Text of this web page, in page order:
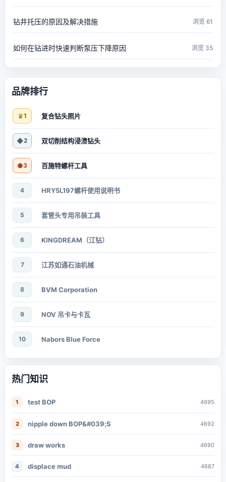
钻井托压的原因及解决措施 浏览 61
如何在钻进时快速判断泵压下降原因 浏览 35
品牌排行
♛1 复合钻头照片
◆2 双切削结构浸渍钻头
●3 百施特螺杆工具
4 HRY5L197螺杆使用说明书
5 套管头专用吊装工具
6 KINGDREAM（江钻）
7 江苏如通石油机械
8 BVM Corporation
9 NOV 吊卡与卡瓦
10 Nabors Blue Force
热门知识
1 test BOP 4695
2 nipple down BOP&#039;S 4692
3 draw works 4690
4 displace mud 4687